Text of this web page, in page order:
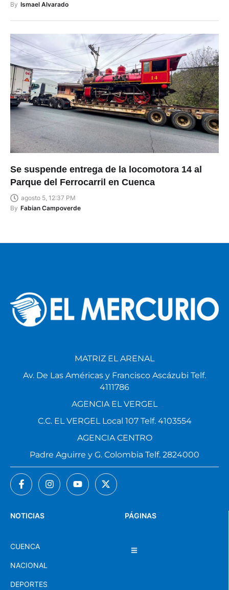
By Ismael Alvarado
Se suspende entrega de la locomotora 14 al
Parque del Ferrocarril en Cuenca
agosto 5, 12:37 PM
By Fabian Campoverde
PÁGINAS
NOTICIAS
CUENCA
NACIONAL
DEPORTES
MATRIZ EL ARENAL
Av. De Las Américas y Francisco Ascázubi Telf.
4111786
AGENCIA EL VERGEL
C.C. EL VERGEL Local 107 Telf. 4103554
AGENCIA CENTRO
Padre Aguirre y G. Colombia Telf. 2824000